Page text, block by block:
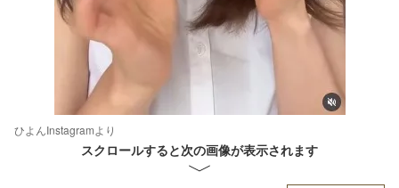
ひよんInstagramより
スクロールすると次の画像が表示されます